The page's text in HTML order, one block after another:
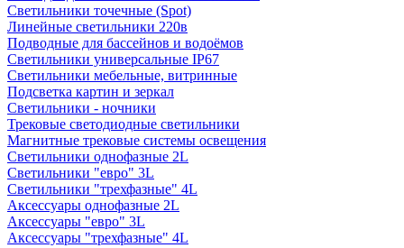
Светильники точечные (Spot)
Линейные светильники 220в
Подводные для бассейнов и водоёмов
Светильники универсальные IP67
Светильники мебельные, витринные
Подсветка картин и зеркал
Светильники - ночники
Трековые светодиодные светильники
Магнитные трековые системы освещения
Светильники однофазные 2L
Светильники "евро" 3L
Светильники "трехфазные" 4L
Аксессуары однофазные 2L
Аксессуары "евро" 3L
Аксессуары "трехфазные" 4L